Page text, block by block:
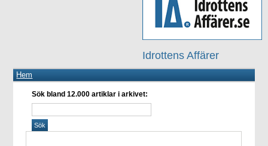
Idrottens Affärer
Hem
Sök bland 12.000 artiklar i arkivet: